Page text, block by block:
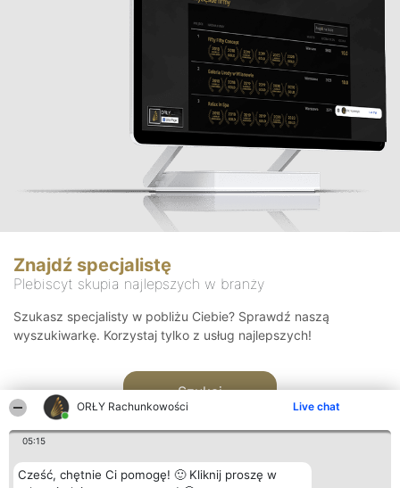
ORŁY Rachunkowości Live chat
05:15
Cześć, chętnie Ci pomogę! 🙂 Kliknij proszę w
Znajdź specjalistę
Plebiscyt skupia najlepszych w branży
Szukasz specjalisty w pobliżu Ciebie? Sprawdź naszą
wyszukiwarkę. Korzystaj tylko z usług najlepszych!
Szukaj